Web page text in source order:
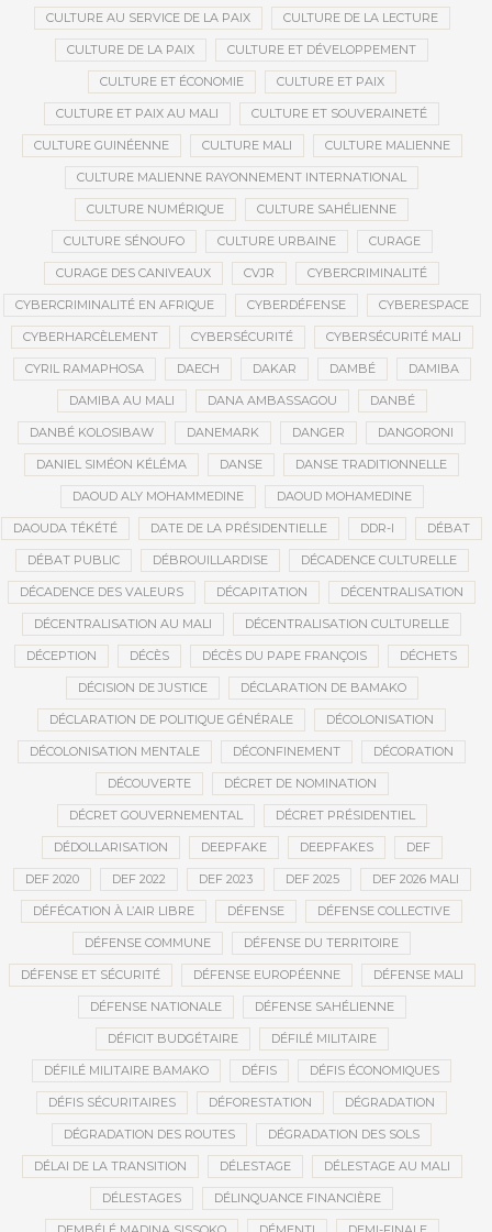
CULTURE AU SERVICE DE LA PAIX CULTURE DE LA LECTURE
CULTURE DE LA PAIX CULTURE ET DÉVELOPPEMENT
CULTURE ET ÉCONOMIE CULTURE ET PAIX
CULTURE ET PAIX AU MALI CULTURE ET SOUVERAINETÉ
CULTURE GUINÉENNE CULTURE MALI CULTURE MALIENNE
CULTURE MALIENNE RAYONNEMENT INTERNATIONAL
CULTURE NUMÉRIQUE CULTURE SAHÉLIENNE
CULTURE SÉNOUFO CULTURE URBAINE CURAGE
CURAGE DES CANIVEAUX CVJR CYBERCRIMINALITÉ
CYBERCRIMINALITÉ EN AFRIQUE CYBERDÉFENSE CYBERESPACE
CYBERHARCÈLEMENT CYBERSÉCURITÉ CYBERSÉCURITÉ MALI
CYRIL RAMAPHOSA DAECH DAKAR DAMBÉ DAMIBA
DAMIBA AU MALI DANA AMBASSAGOU DANBÉ
DANBÉ KOLOSIBAW DANEMARK DANGER DANGORONI
DANIEL SIMÉON KÉLÉMA DANSE DANSE TRADITIONNELLE
DAOUD ALY MOHAMMEDINE DAOUD MOHAMEDINE
DAOUDA TÉKÉTÉ DATE DE LA PRÉSIDENTIELLE DDR-I DÉBAT
DÉBAT PUBLIC DÉBROUILLARDISE DÉCADENCE CULTURELLE
DÉCADENCE DES VALEURS DÉCAPITATION DÉCENTRALISATION
DÉCENTRALISATION AU MALI DÉCENTRALISATION CULTURELLE
DÉCEPTION DÉCÈS DÉCÈS DU PAPE FRANÇOIS DÉCHETS
DÉCISION DE JUSTICE DÉCLARATION DE BAMAKO
DÉCLARATION DE POLITIQUE GÉNÉRALE DÉCOLONISATION
DÉCOLONISATION MENTALE DÉCONFINEMENT DÉCORATION
DÉCOUVERTE DÉCRET DE NOMINATION
DÉCRET GOUVERNEMENTAL DÉCRET PRÉSIDENTIEL
DÉDOLLARISATION DEEPFAKE DEEPFAKES DEF
DEF 2020 DEF 2022 DEF 2023 DEF 2025 DEF 2026 MALI
DÉFÉCATION À L’AIR LIBRE DÉFENSE DÉFENSE COLLECTIVE
DÉFENSE COMMUNE DÉFENSE DU TERRITOIRE
DÉFENSE ET SÉCURITÉ DÉFENSE EUROPÉENNE DÉFENSE MALI
DÉFENSE NATIONALE DÉFENSE SAHÉLIENNE
DÉFICIT BUDGÉTAIRE DÉFILÉ MILITAIRE
DÉFILÉ MILITAIRE BAMAKO DÉFIS DÉFIS ÉCONOMIQUES
DÉFIS SÉCURITAIRES DÉFORESTATION DÉGRADATION
DÉGRADATION DES ROUTES DÉGRADATION DES SOLS
DÉLAI DE LA TRANSITION DÉLESTAGE DÉLESTAGE AU MALI
DÉLESTAGES DÉLINQUANCE FINANCIÈRE